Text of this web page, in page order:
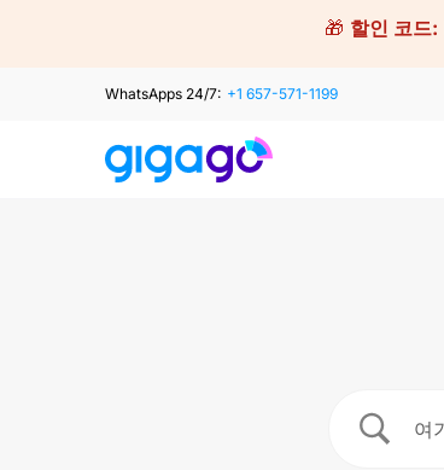
🎁 할인 코드:
WhatsApps 24/7: +1 657-571-1199